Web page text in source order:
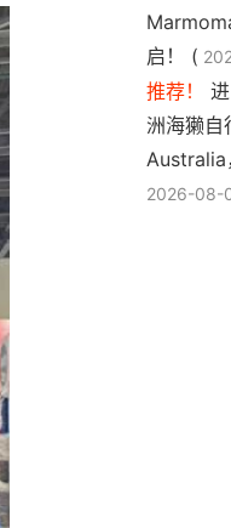
启！ (
推荐！
洲海獭
Australia
2026-08-